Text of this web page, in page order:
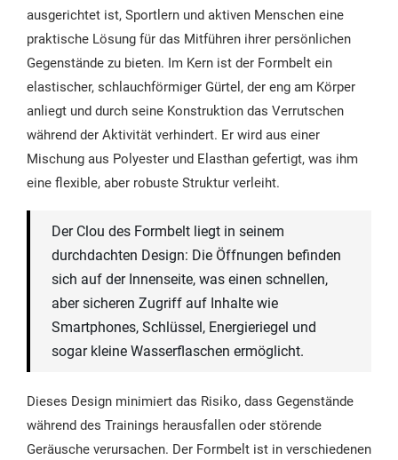
ausgerichtet ist, Sportlern und aktiven Menschen eine
praktische Lösung für das Mitführen ihrer persönlichen
Gegenstände zu bieten. Im Kern ist der Formbelt ein
elastischer, schlauchförmiger Gürtel, der eng am Körper
anliegt und durch seine Konstruktion das Verrutschen
während der Aktivität verhindert. Er wird aus einer
Mischung aus Polyester und Elasthan gefertigt, was ihm
eine flexible, aber robuste Struktur verleiht.
Der Clou des Formbelt liegt in seinem
durchdachten Design: Die Öffnungen befinden
sich auf der Innenseite, was einen schnellen,
aber sicheren Zugriff auf Inhalte wie
Smartphones, Schlüssel, Energieriegel und
sogar kleine Wasserflaschen ermöglicht.
Dieses Design minimiert das Risiko, dass Gegenstände
während des Trainings herausfallen oder störende
Geräusche verursachen. Der Formbelt ist in verschiedenen